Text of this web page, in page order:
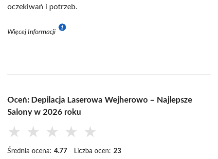
oczekiwań i potrzeb.
Więcej Informacji
Oceń: Depilacja Laserowa Wejherowo – Najlepsze
Salony w 2026 roku
★ ★ ★ ★ ★
Średnia ocena: 4.77 Liczba ocen: 23